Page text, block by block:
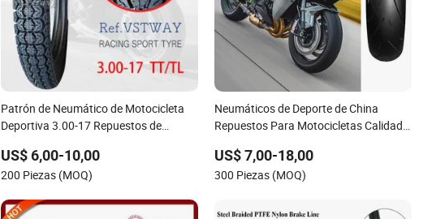
Patrón de Neumático de Motocicleta
Deportiva 3.00-17 Repuestos de
US$ 6,00-10,00
200 Piezas (MOQ)
Neumáticos de Deporte de China
Repuestos Para Motocicletas Calidad
de Carreras
US$ 7,00-18,00
300 Piezas (MOQ)